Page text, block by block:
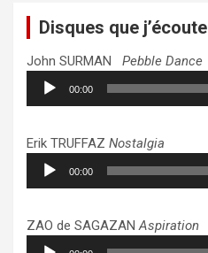
Disques que j’écoute
John SURMAN Pebble Dance
Lecteur
audio
00:00
Erik TRUFFAZ Nostalgia
Lecteur
audio
00:00
ZAO de SAGAZANAspiration
Lecteur